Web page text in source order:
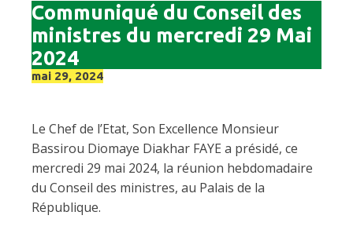
Communiqué du Conseil des
ministres du mercredi 29 Mai
2024
mai 29, 2024
Le Chef de l’Etat, Son Excellence Monsieur
Bassirou Diomaye Diakhar FAYE a présidé, ce
mercredi 29 mai 2024, la réunion hebdomadaire
du Conseil des ministres, au Palais de la
République.